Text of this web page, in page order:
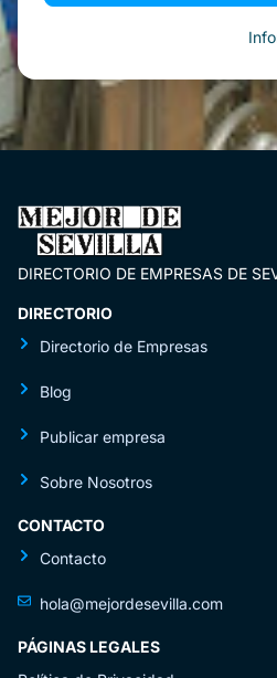
DIRECTORIO DE EMPRESAS DE
DIRECTORIO
Directorio de Empresas
Blog
Publicar empresa
Sobre Nosotros
CONTACTO
Contacto
hola@mejordesevilla.com
PÁGINAS LEGALES